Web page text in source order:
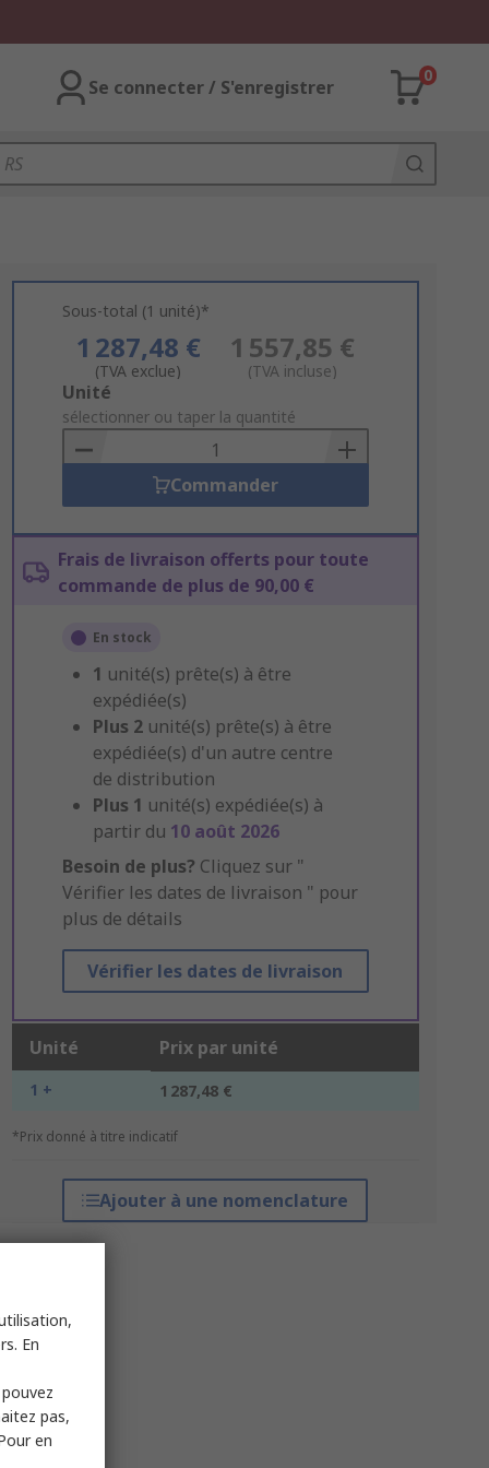
Se connecter / S'enregistrer
0
Sous-total (1 unité)*
1 287,48 €
(TVA exclue)
1 557,85 €
(TVA incluse)
Add
to
Basket
Unité
sélectionner ou taper la quantité
Commander
Frais de livraison offerts pour toute
commande de plus de 90,00 €
En stock
1 unité(s) prête(s) à être
expédiée(s)
Plus 2 unité(s) prête(s) à être
expédiée(s) d'un autre centre
de distribution
Plus 1 unité(s) expédiée(s) à
partir du 10 août 2026
Besoin de plus? Cliquez sur "
Vérifier les dates de livraison " pour
plus de détails
Vérifier les dates de livraison
Unité Prix par unité
1 + 1 287,48 €
*Prix donné à titre indicatif
Ajouter à une nomenclature
En
pas,
en